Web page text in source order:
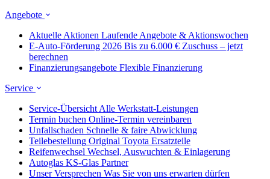
Angebote
Aktuelle Aktionen Laufende Angebote & Aktionswochen
E-Auto-Förderung 2026 Bis zu 6.000 € Zuschuss – jetzt
berechnen
Finanzierungsangebote Flexible Finanzierung
Service
Service-Übersicht Alle Werkstatt-Leistungen
Termin buchen Online-Termin vereinbaren
Unfallschaden Schnelle & faire Abwicklung
Teilebestellung Original Toyota Ersatzteile
Reifenwechsel Wechsel, Auswuchten & Einlagerung
Autoglas KS-Glas Partner
Unser Versprechen Was Sie von uns erwarten dürfen